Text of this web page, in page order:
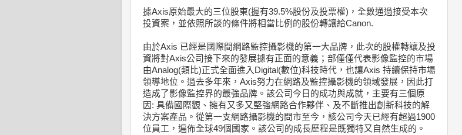
據Axis原始最大的三位股東(握有39.5%股份及投票權)，全數通過接受本次
投資案，並依照所談的條件將相當比例的股份轉讓給Canon.
由於Axis 已經是國際間網路監控攝影機的第一大品牌，此次的股權轉讓及投
資將對Axis公司接下來的發展據有正面的意義；部僅僅代表影像監控的市場
由Analog(類比)正式全面進入Digital(數位)科技時代，也讓Axis 持續保持市場
領導地位。過去多年來，Axis努力在網路及監控攝影機的領域發展，因此打
造成了影像監控界的最強品牌。該公司今日的成功與成就，主要有三個原
因: 具備國際觀、擁有又多又堅強網路合作夥伴、及不斷推出創新科技的解
決方案產品。從第一支網路攝影機的問市至今，該公司今天已經有超過1900
位員工，遍佈全球49個國家。該公司的成長歷程是既獨特又自然生成的。